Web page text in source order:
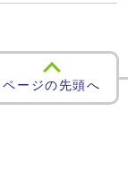
ページの先頭へ